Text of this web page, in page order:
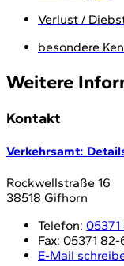
Verlust /
besondere
Weitere
Kontakt
Verkehrsamt:
Rockwellstraße 16
38518 Gifhorn
Telefon: 05371
Fax: 05371
E-Mail